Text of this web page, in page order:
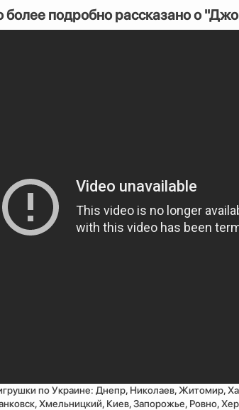
более подробно рассказано о
по Украине: Днепр, Николаев, Житомир,
Хмельницкий, Киев, Запорожье, Ровно,